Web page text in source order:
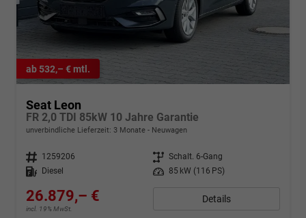
ab 532,– € mtl.
Seat Leon
FR 2,0 TDI 85kW 10 Jahre Garantie
unverbindliche Lieferzeit: 3 Monate Neuwagen
Fahrzeugnr. 1259206 Getriebe Schalt. 6-Gang
Kraftstoff
Diesel Leistung 85 kW (116 PS)
26.879,– €
incl. 19% MwSt.
Details